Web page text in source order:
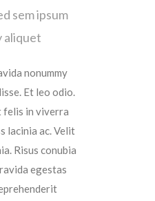
sem ipsum
aliquet
nonummy
Et leo odio.
felis in viverra
lacinia ac. Velit
Risus conubia
egestas